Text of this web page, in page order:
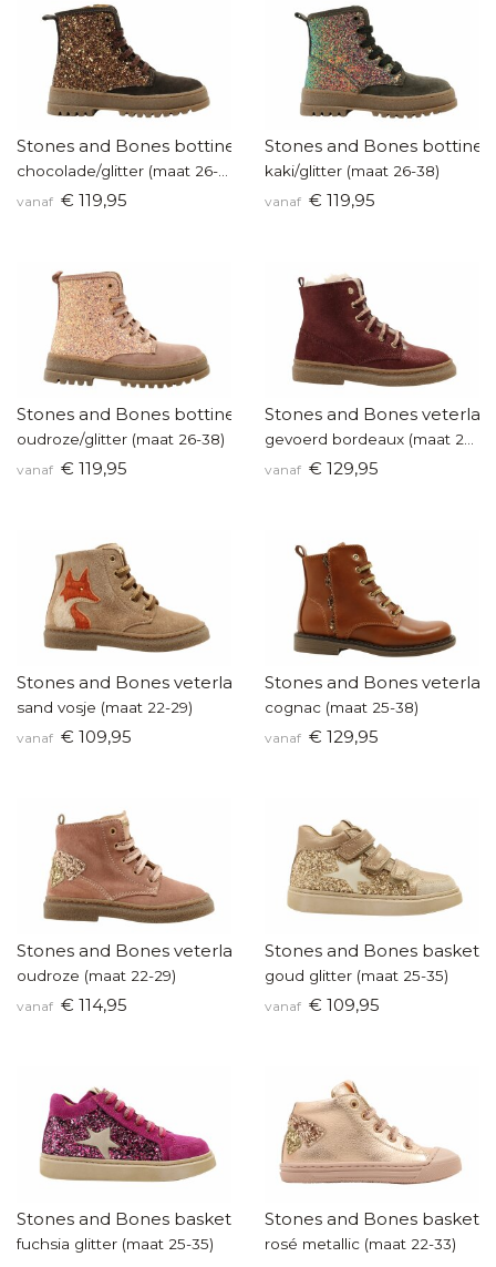
Stones and Bones bottine
vanaf € 119,95
Stones and Bones bottine
kaki/glitter (maat 26-38)
vanaf € 119,95
Stones and Bones bottine
oudroze/glitter (maat 26-38)
vanaf € 119,95
Stones and Bones
vanaf € 129,95
Stones and Bones veterlaarsje
sand vosje (maat 22-29)
vanaf € 109,95
Stones and Bones
cognac (maat 25-38)
vanaf € 129,95
Stones and Bones veterlaarsje
oudroze (maat 22-29)
vanaf € 114,95
Stones and Bones
goud glitter (maat 25-35)
vanaf € 109,95
Stones and Bones basketters
fuchsia glitter (maat 25-35)
Stones and Bones
rosé metallic (maat 22-33)